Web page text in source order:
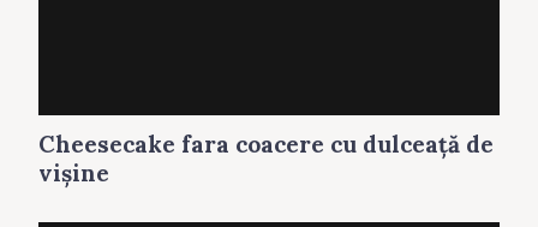
Cheesecake fara coacere cu dulceaţă de
vişine